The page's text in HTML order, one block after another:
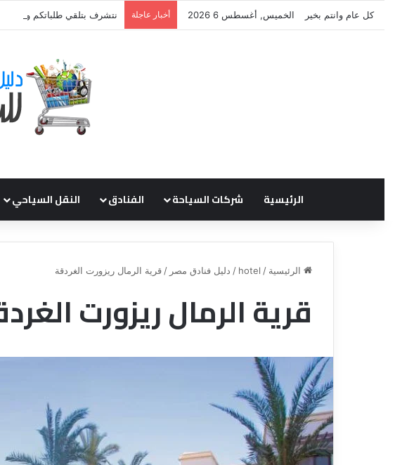
كل عام وانتم بخير الخميس, أغسطس 6 2026 أخبار عاجلة نتشرف بتلقي طلباتكم و
الرئيسية شركات السياحة الفنادق النقل السياحي
الرئيسية /
hotel
/ دليل فنادق مصر / قرية الرمال ريزورت الغردقة
قرية الرمال ريزورت
قناة للسياحة دوت كوم – عروض
ر
ض
ل
عروض شركات النقل السياحي